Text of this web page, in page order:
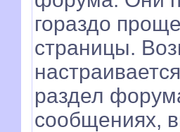
гораздо
страницы.
раздел
сообщениях,